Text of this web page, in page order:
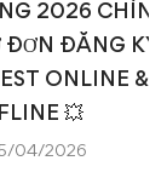
2026
ĐƠN ĐĂNG KÝ
ONLINE &
💥
04/2026